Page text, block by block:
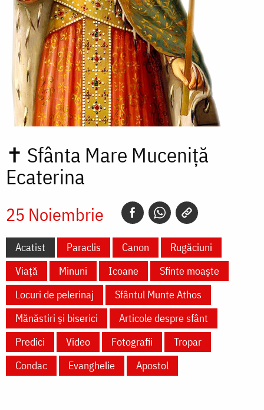
✝ Sfânta Mare Muceniță
Ecaterina
25 Noiembrie
Acatist Paraclis Canon
Rugăciuni
Viață
Minuni Icoane
Sfinte moaște
Locuri de pelerinaj
Sfântul Munte Athos
Mănăstiri și biserici
Articole despre sfânt
Predici
Video Fotografii
Tropar
Condac
Evanghelie Apostol